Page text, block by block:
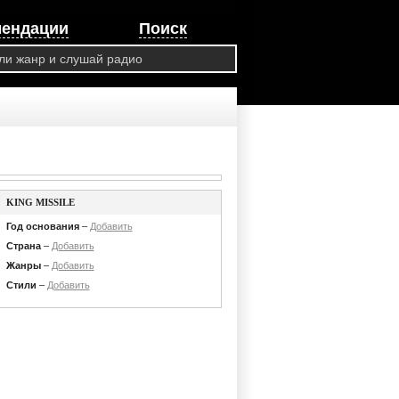
Поиск
KING MISSILE
Год основания– Добавить
Страна– Добавить
Жанры– Добавить
Стили – Добавить